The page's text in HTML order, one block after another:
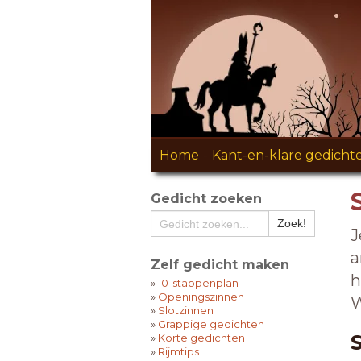
Home Kant-en-klare
Gedicht zoeken
Zelf gedicht maken
»10-stappenplan
» Openingszinnen
» Slotzinnen
» Grappige gedichten
» Korte gedichten
» Rijmtips